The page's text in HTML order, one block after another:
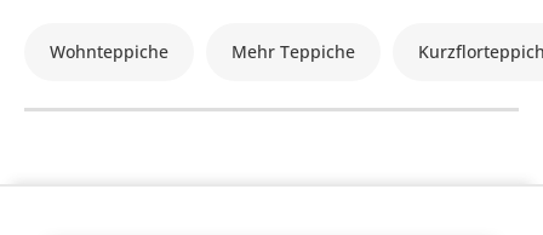
Wohnteppiche Mehr Teppiche